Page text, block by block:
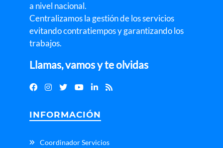
a nivel nacional.
Centralizamos la gestión de los servicios
evitando contratiempos y garantizando los
trabajos.
Llamas, vamos y te olvidas
INFORMACIÓN
Coordinador Servicios